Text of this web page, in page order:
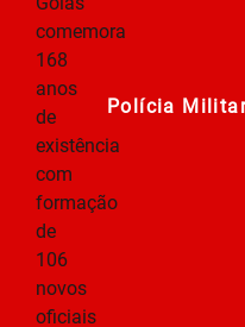
Polícia
Campanha
Prefeitura
PT oficializa